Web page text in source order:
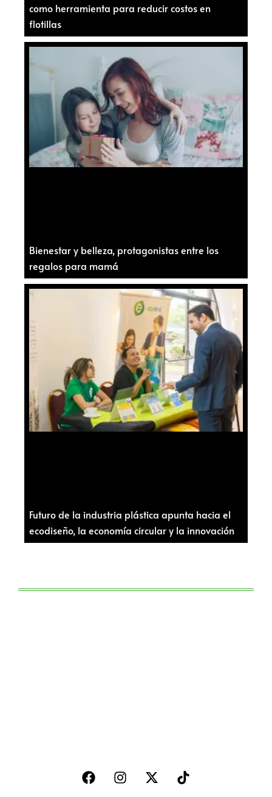
como herramienta para reducir costos en
flotillas
Bienestar y belleza, protagonistas entre los
regalos para mamá
Futuro de la industria plástica apunta hacia el
ecodiseño, la economía circular y la innovación